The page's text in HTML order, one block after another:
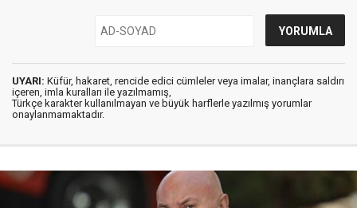
UYARI: Küfür, hakaret, rencide edici cümleler veya imalar, inançlara saldırı
içeren, imla kuralları ile yazılmamış,
Türkçe karakter kullanılmayan ve büyük harflerle yazılmış yorumlar
onaylanmamaktadır.